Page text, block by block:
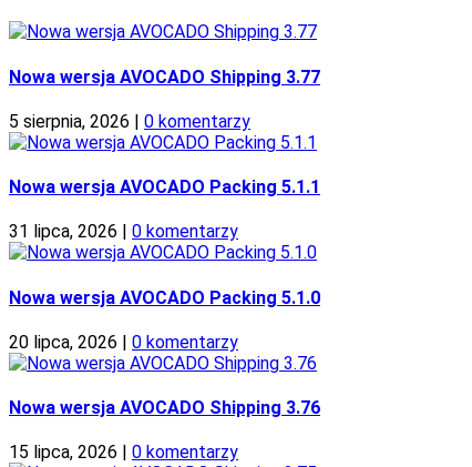
Nowa wersja AVOCADO Shipping 3.77
5 sierpnia, 2026 | 0 komentarzy
Nowa wersja AVOCADO Packing 5.1.1
31 lipca, 2026 0 komentarzy
Nowa wersja AVOCADO Packing 5.1.0
20 lipca, 2026 | 0 komentarzy
Nowa wersja AVOCADO Shipping 3.76
15 lipca, 2026 0 komentarzy